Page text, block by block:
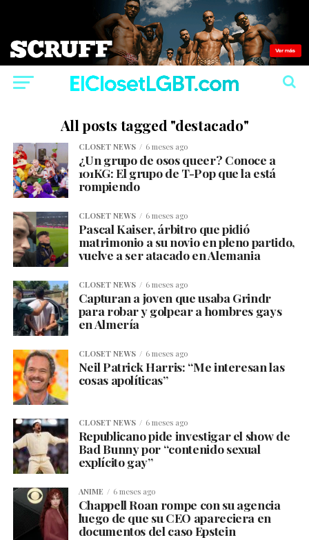
All posts tagged "destacado"
CLOSET NEWS 6 meses ago
¿Un grupo de osos queer? Conoce a
101KG: El grupo de T-Pop que la está
rompiendo
CLOSET NEWS 6 meses ago
Pascal Kaiser, árbitro que pidió
matrimonio a su novio en pleno partido,
vuelve a ser atacado en Alemania
CLOSET NEWS 6 meses ago
Capturan a joven que usaba Grindr
para robar y golpear a hombres gays
en Almería
CLOSET NEWS 6 meses ago
Neil Patrick Harris: “Me interesan las
cosas apolíticas”
CLOSET NEWS 6 meses ago
Republicano pide investigar el show de
Bad Bunny por “contenido sexual
explícito gay”
ANIME 6 meses ago
Chappell Roan rompe con su agencia
luego de que su CEO apareciera en
documentos del caso Epstein